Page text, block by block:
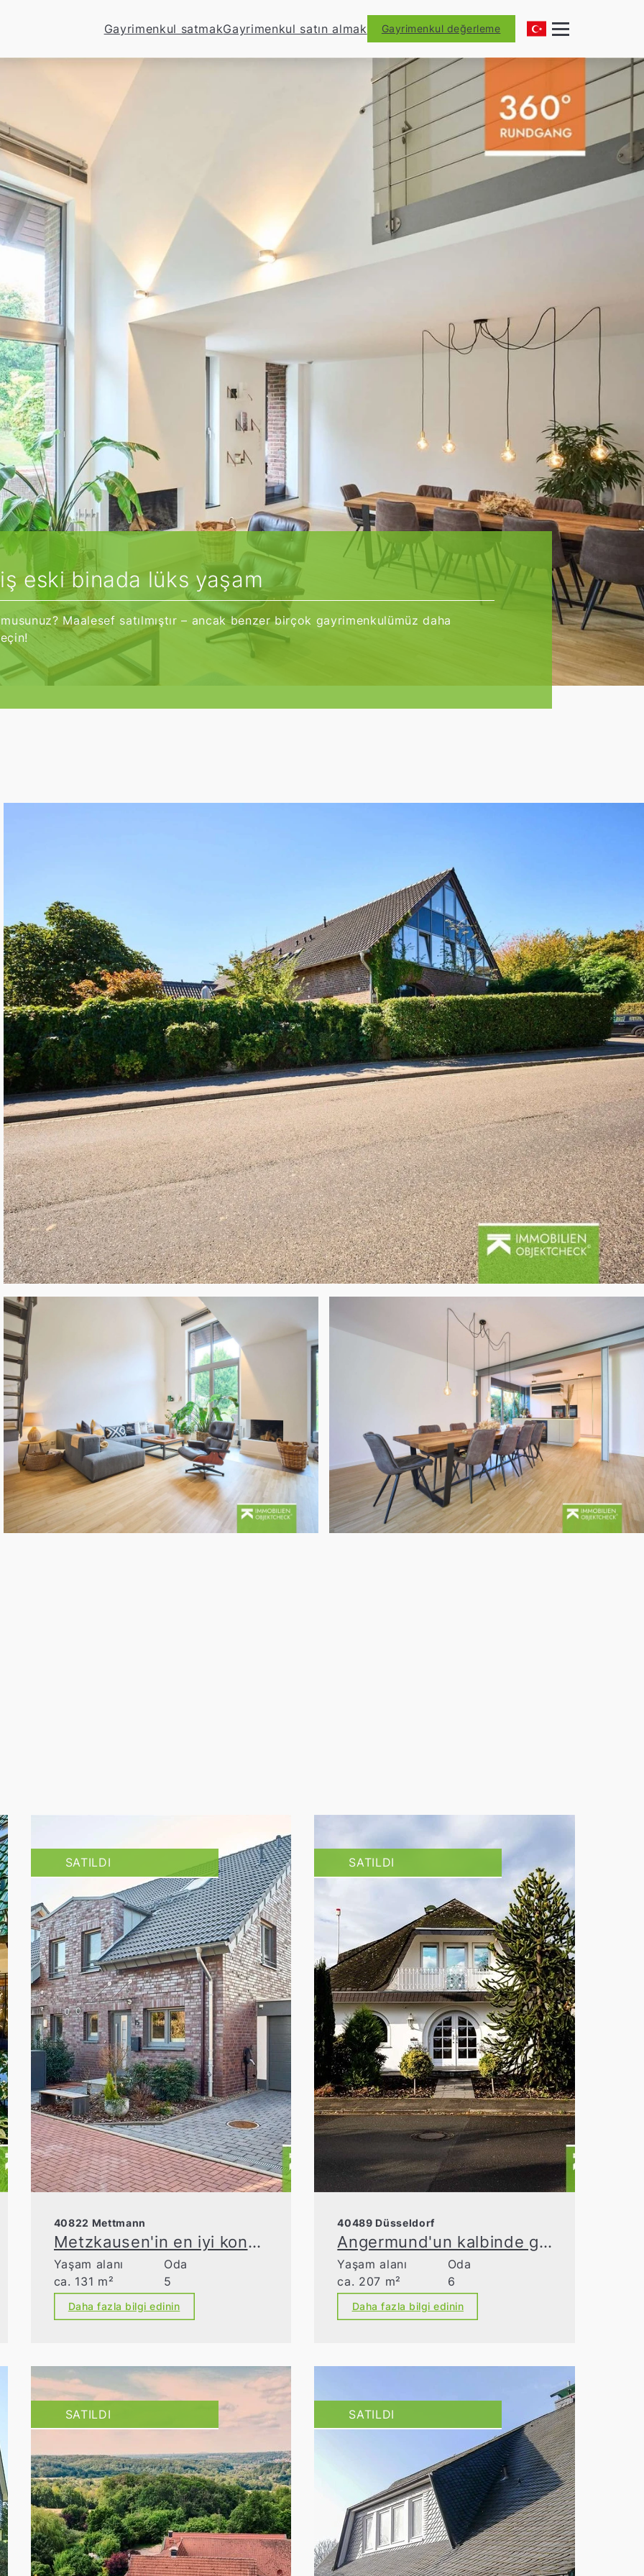
Gayrimenkul satmakGayrimenkul satın almak Gayrimenkul değerleme
eski binada lüks yaşam
Maalesef satılmıştır – ancak benzer birçok gayrimenkulümüz daha
SATILDI
40822 Mettmann
Metzkausen'in en iyi konumunda, geniş odalara sahip özel ikiz ev
Yaşam alanı
ca. 131 m²
Oda
5
Daha fazla bilgi edinin
SATILDI
40489 Düsseldorf
Angermund'un kalbinde geniş villa
Yaşam alanı
ca. 207 m²
Oda
6
Daha fazla bilgi edinin
SATILDI SATILDI